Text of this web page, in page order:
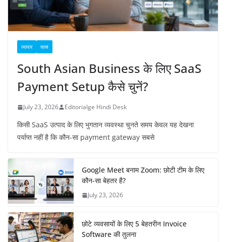
व्यापार सास
South Asian Business के लिए SaaS
Payment Setup कैसे चुनें?
July 23, 2026 Editorialge Hindi Desk
किसी SaaS उत्पाद के लिए भुगतान व्यवस्था चुनते समय केवल यह देखना
पर्याप्त नहीं है कि कौन-सा payment gateway सबसे
Google Meet बनाम Zoom: छोटी टीम के लिए
कौन-सा बेहतर है?
July 23, 2026
छोटे व्यवसायों के लिए 5 बेहतरीन Invoice
Software की तुलना